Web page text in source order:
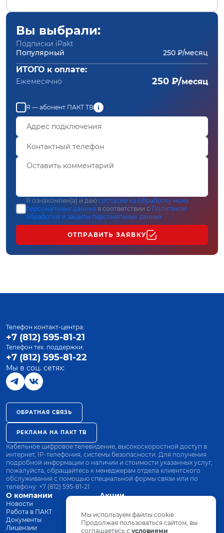
Вы выбрали:
Подписки iPakt
Популярный
250 ₽/месяц
ИТОГО к оплате:
Ежемесячно 250 ₽/месяц
Я — абонент ПАКТ ТВ
Я ознакомлен(а) и даю согласие на обработку моих
персональных данных в соответствии с Политикой
обработки и защиты персональных данных
ОТПРАВИТЬ ЗАЯВКУ
О компании
Новости
Работа в ПАКТ
Документы
Лицензии
Акции
Оплата
Оборудование
Телефон контакт-центра:
+7 (812) 595-81-21
Телефон тех. поддержки:
+7 (812) 595-81-22
Мы в соц. сетях:
ОБРАТНАЯ СВЯЗЬ
РЕКЛАМА НА ПАКТ ТВ
Кабельное цифровое телевидение, высокоскоростной доступ в
интернет, IP-телефония, системы безопасности. Для получения
подробной информации о наличии и стоимости указанных услуг,
пожалуйста, обращайтесь к менеджерам отдела клиентского
обслуживания с помощью специальной формы связи или по
телефону: +7 (812) 595-81-21
Мы используем файлы cookie.
Продолжая пользоваться сайтом, вы
соглашаетесь с условиями